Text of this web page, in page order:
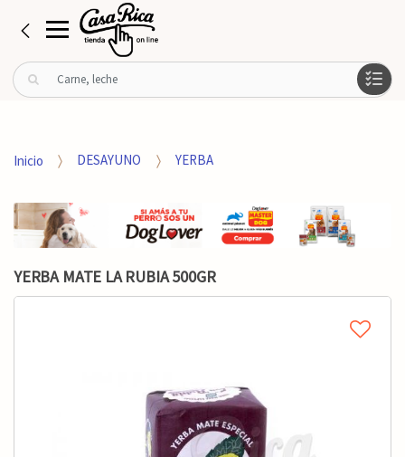
B
u
r
o
r
Inicio DESAYUNO YERBA
YERBA MATE LA RUBIA 500GR